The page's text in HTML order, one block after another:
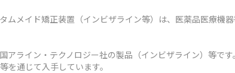
ムメイド矯正装置（インビザライン等）は、医薬品医療機
アライン・テクノロジー社の製品（インビザライン）等で
を通じて入手しています。